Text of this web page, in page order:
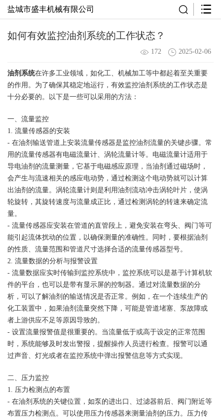
盐城市盛丰机械有限公司
如何有效监控油剂系统的工作状态？
172 2025-02-06
油剂系统在许多工业领域，如化工、机械加工等中都起着至关重要
的作用。为了确保其稳定地运行，有效监控油剂系统的工作状态是
十分必要的。以下是一些可以采用的方法：
一、流量监控
1. 流量传感器的安装
- 在油剂输送管道上安装流量传感器是监控油剂流量的关键步骤。常
用的流量传感器有电磁流量计、涡轮流量计等。电磁流量计适用于
导电油剂的流量测量，它基于电磁感应原理，当油剂通过磁场时，
会产生与流速相关的感应电动势，通过检测这个电动势就可以计算
出油剂的流量。涡轮流量计则是利用油剂流动冲击涡轮叶片，使涡
轮旋转，其旋转速度与流量成正比，通过检测涡轮的转速来确定流
量。
- 流量传感器应安装在管道的直管段上，避免安装在弯头、阀门等可
能引起流体扰动的位置，以确保测量的准确性。同时，要根据油剂
的性质、流量范围和管道尺寸选择合适的流量传感器型号。
2. 流量数据的分析与报警设置
- 流量数据应实时传输到监控系统中，监控系统可以是基于计算机软
件的平台，也可以是带有显示屏的控制器。通过对流量数据的分
析，可以了解油剂的输送情况是否正常。例如，在一个连续生产的
化工装置中，如果油剂流量突然下降，可能是管道堵塞、泵故障或
者上游供应不足等原因导致的。
- 设置流量报警值是很重要的。当流量低于或高于设定的正常范围
时，系统能够及时发出警报，提醒操作人员进行检查。报警可以通
过声音、灯光或者在监控系统中弹出报警信息等方式实现。
二、压力监控
1. 压力检测点的布置
- 在油剂系统的关键位置，如泵的进出口、过滤器前后、阀门附近等
布置压力检测点。可以使用压力传感器来测量油剂的压力。压力传